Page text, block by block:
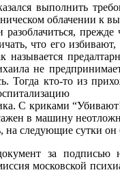
выполнить
облачении к
что его
называется
не
Тогда кто-то из
С криками
в машину
на следующие сутки
за подписью
московской